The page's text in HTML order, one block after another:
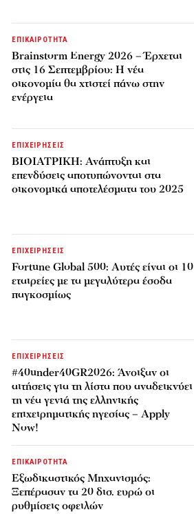
ΕΠΙΚΑΙΡΟΤΗΤΑ
Brainstorm Energy 2026 – Έρχεται
στις 16 Σεπτεμβρίου: Η νέα
οικονομία θα χτιστεί πάνω στην
ενέργεια
ΕΠΙΧΕΙΡΗΣΕΙΣ
ΒΙΟΙΑΤΡΙΚΗ: Ανάπτυξη και
επενδύσεις αποτυπώνονται στα
οικονομικά αποτελέσματα του 2025
ΕΠΙΧΕΙΡΗΣΕΙΣ
Fortune Global 500: Αυτές είναι οι 10
εταιρείες με τα μεγαλύτερα έσοδα
παγκοσμίως
ΕΠΙΧΕΙΡΗΣΕΙΣ
#40under40GR2026: Άνοιξαν οι
αιτήσεις για τη λίστα που αναδεικνύει
τη νέα γενιά της ελληνικής
επιχειρηματικής ηγεσίας – Apply
Now!
ΕΠΙΚΑΙΡΟΤΗΤΑ
Εξωδικαστικός Μηχανισμός:
Ξεπέρασαν τα 20 δισ. ευρώ οι
ρυθμίσεις οφειλών